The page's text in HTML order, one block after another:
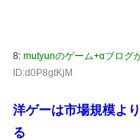
8: mutyunのゲーム+αブログ
ID:d0P8gtKjM
洋ゲーは市場規模よ
る